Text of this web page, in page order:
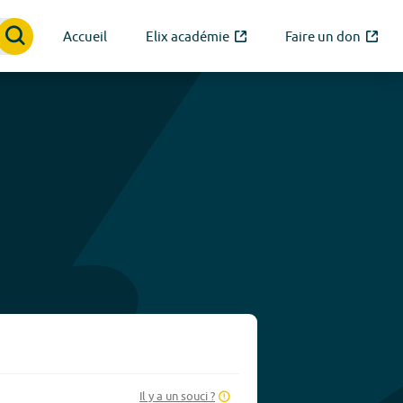
Accueil Elix académie Faire un don
Il y a un souci ?